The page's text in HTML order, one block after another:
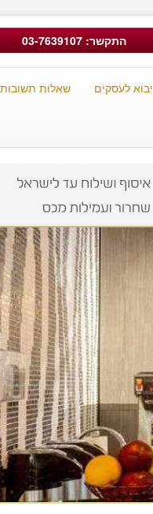
התקשר: 03-7639107
יבוא לעסקים שאלות תשובות